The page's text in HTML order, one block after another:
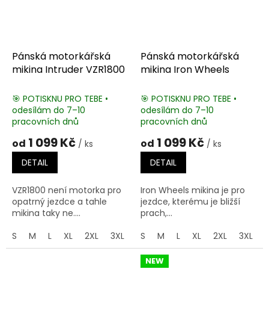
Pánská motorkářská
mikina Intruder VZR1800
🎯 POTISKNU PRO TEBE •
odesílám do 7–10
pracovních dnů
od 1 099 Kč / ks
DETAIL
VZR1800 není motorka pro
opatrný jezdce a tahle
mikina taky ne....
S
M L XL 2XL 3XL 4XL 5XL
Pánská motorkářská
mikina Iron Wheels
🎯 POTISKNU PRO TEBE •
odesílám do 7–10
pracovních dnů
od 1 099 Kč / ks
DETAIL
Iron Wheels mikina je pro
jezdce, kterému je bližší
prach,...
S
M L XL 2XL 3XL
NEW